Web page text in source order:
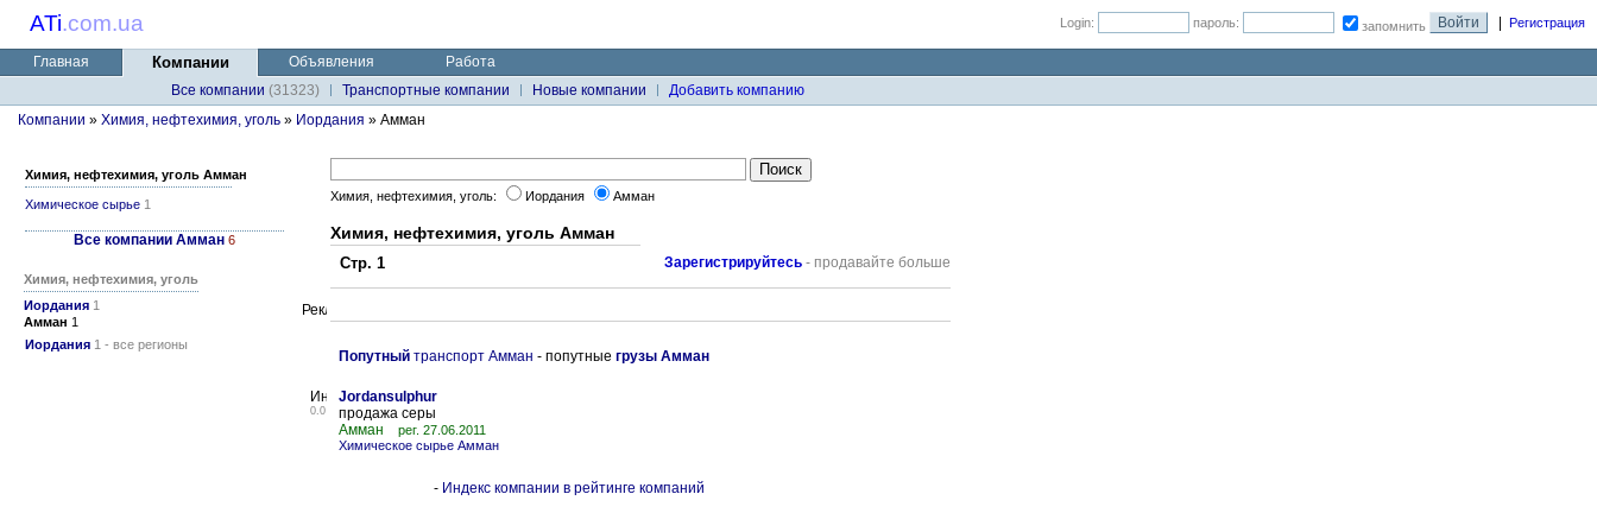
ATi.com.ua Login: пароль: запомнить Регистрация
Главная Компании Объявления
Работа
Все компании (31323) Транспортные компании Новые компании
Добавить компанию
Компании » Химия, нефтехимия, уголь » Иордания » Амман
Химия, нефтехимия, уголь Амман
Химическое сырье 1
Все компании Амман 6
Химия, нефтехимия, уголь
Иордания 1
Амман 1
Иордания 1 - все регионы
Химия, нефтехимия, уголь: Иордания Амман
Химия, нефтехимия, уголь Амман
Стр. 1 Зарегистрируйтесь - продавайте больше
Попутный транспорт Амман - попутные грузы Амман
0.0
Jordansulphur
продажа серы
Амман
рег. 27.06.2011
Химическое сырье Амман
- Индекс компании в рейтинге компаний